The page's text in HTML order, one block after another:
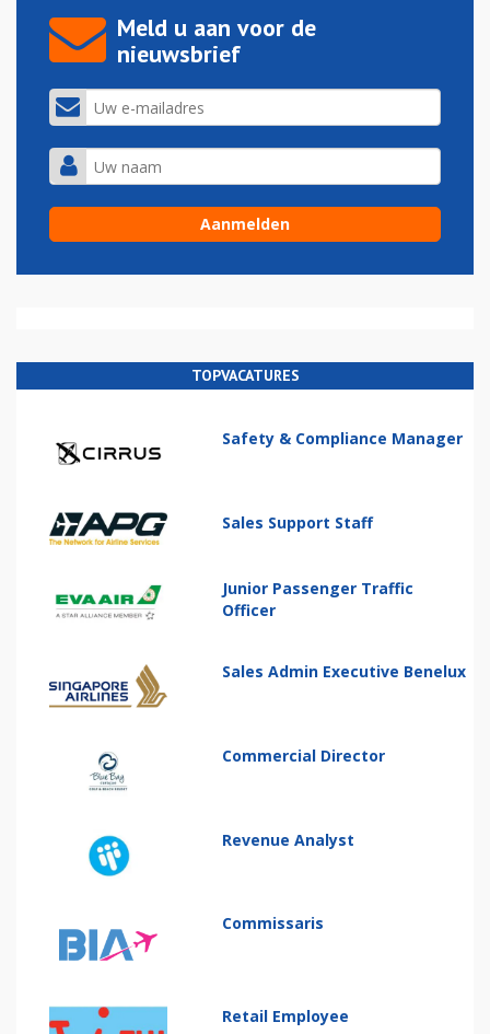
Meld u aan voor de
nieuwsbrief
TOPVACATURES
Safety & Compliance Manager
Sales Support Staff
Junior Passenger Traffic
Officer
Sales Admin Executive Benelux
Commercial Director
Revenue Analyst
Commissaris
Retail Employee